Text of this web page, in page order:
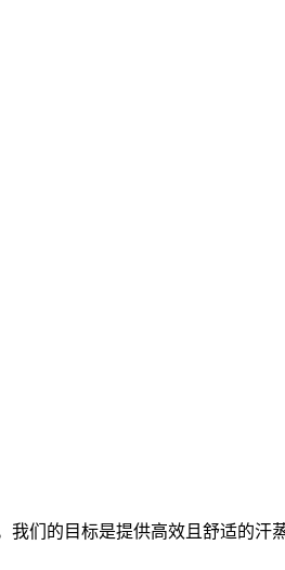
的目标是提供高效且舒适的汗